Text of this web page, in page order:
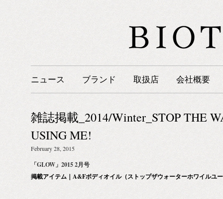
ニュース ブランド 取扱店 会社概要
雑誌掲載_2014/Winter_STOP THE
USING ME!
February 28, 2015
「GLOW」2015 2月号
掲載アイテム｜A&Fボディオイル（ストップザウォーターホワイルユ